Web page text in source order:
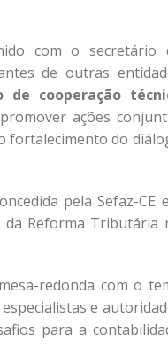
com o secretário
de outras
de cooperação
ações
fortalecimento do
pela Sefaz-CE
da Reforma Tributária
redonda com o
e
para a